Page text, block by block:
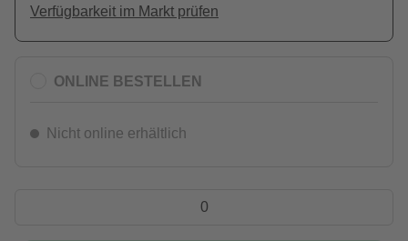
Verfügbarkeit im Markt prüfen
ONLINE BESTELLEN
Nicht online erhältlich